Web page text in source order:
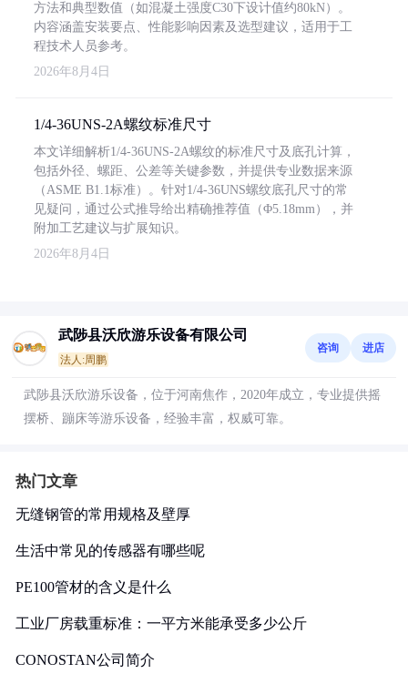
方法和典型数值（如混凝土强度C30下设计值约80kN）。
内容涵盖安装要点、性能影响因素及选型建议，适用于工
程技术人员参考。
2026年8月4日
1/4-36UNS-2A螺纹标准尺寸
本文详细解析1/4-36UNS-2A螺纹的标准尺寸及底孔计算，
包括外径、螺距、公差等关键参数，并提供专业数据来源
（ASME B1.1标准）。针对1/4-36UNS螺纹底孔尺寸的常
见疑问，通过公式推导给出精确推荐值（Φ5.18mm），并
附加工艺建议与扩展知识。
2026年8月4日
武陟县沃欣游乐设备有限公司
法人:周鹏
咨询 进店
武陟县沃欣游乐设备，位于河南焦作，2020年成立，专业提供摇
摆桥、蹦床等游乐设备，经验丰富，权威可靠。
热门文章
无缝钢管的常用规格及壁厚
生活中常见的传感器有哪些呢
PE100管材的含义是什么
工业厂房载重标准：一平方米能承受多少公斤
CONOSTAN公司简介